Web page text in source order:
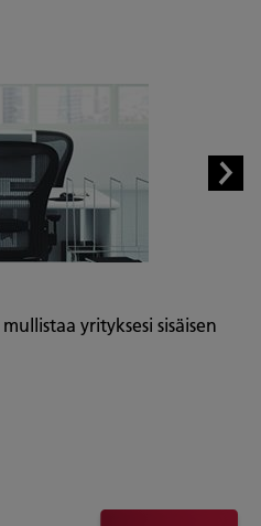
yrityksesi sisäisen